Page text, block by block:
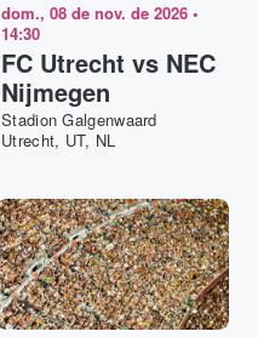
dom., 08 de nov. de 2026 •
14:30
FC Utrecht vs NEC
Nijmegen
Stadion Galgenwaard
Utrecht, UT, NL